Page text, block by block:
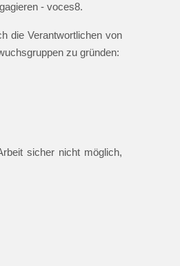
- voces8.
die Verantwortlichen von
zu gründen:
sicher nicht möglich,